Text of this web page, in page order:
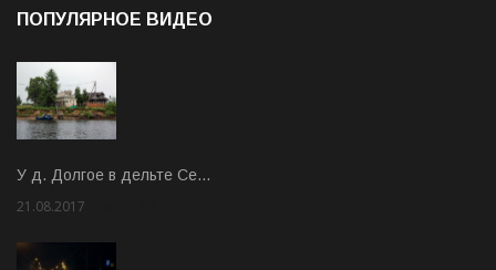
ПОПУЛЯРНОЕ ВИДЕО
У д. Долгое в дельте Се…
21.08.2017